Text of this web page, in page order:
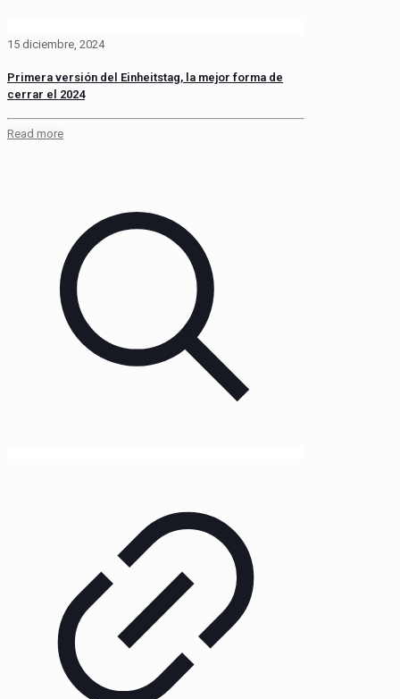
15 diciembre, 2024
Primera versión del Einheitstag, la mejor forma de
cerrar el 2024
Read more